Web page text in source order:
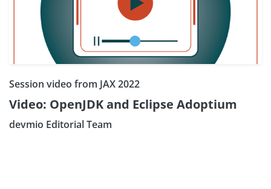
Session video from JAX 2022
Video: OpenJDK and Eclipse Adoptium
devmio Editorial Team